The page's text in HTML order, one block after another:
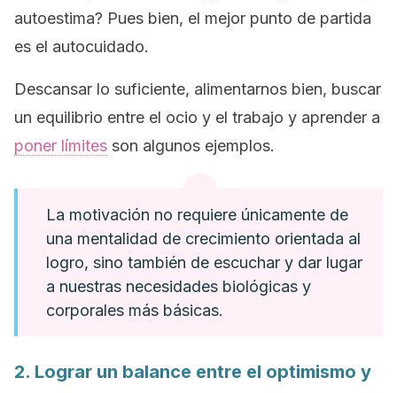
autoestima? Pues bien, el mejor punto de partida
es el autocuidado.
Descansar lo suficiente, alimentarnos bien, buscar
un equilibrio entre el ocio y el trabajo y aprender a
poner límites son algunos ejemplos.
La motivación no requiere únicamente de
una mentalidad de crecimiento orientada al
logro, sino también de escuchar y dar lugar
a nuestras necesidades biológicas y
corporales más básicas.
2. Lograr un balance entre el optimismo y